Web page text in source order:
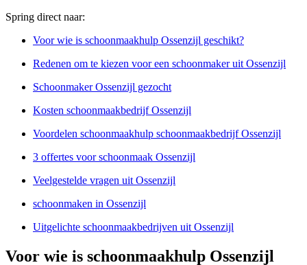
Spring direct naar:
Voor wie is schoonmaakhulp Ossenzijl geschikt?
Redenen om te kiezen voor een schoonmaker uit Ossenzijl
Schoonmaker Ossenzijl gezocht
Kosten schoonmaakbedrijf Ossenzijl
Voordelen schoonmaakhulp schoonmaakbedrijf Ossenzijl
3 offertes voor schoonmaak Ossenzijl
Veelgestelde vragen uit Ossenzijl
schoonmaken in Ossenzijl
Uitgelichte schoonmaakbedrijven uit Ossenzijl
Voor wie is schoonmaakhulp Ossenzijl